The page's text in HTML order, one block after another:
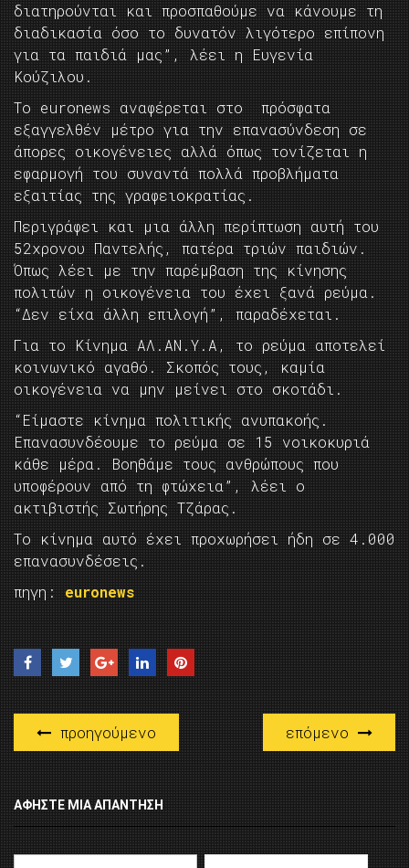
διατηρούνται και προσπαθούμε να κάνουμε τη
διαδικασία όσο το δυνατόν λιγότερο επίπονη
για τα παιδιά μας”, λέει η Ευγενία
Κούζιλου.
Το euronews αναφέρεται στο πρόσφατα
εξαγγελθέν μέτρο για την επανασύνδεση σε
άπορες οικογένειες αλλά όπως τονίζεται η
εφαρμογή του συναντά πολλά προβλήματα
εξαιτίας της γραφειοκρατίας.
Περιγράφει και μια άλλη περίπτωση αυτή του
52χρονου Παντελής, πατέρα τριών παιδιών.
Όπως λέει με την παρέμβαση της κίνησης
πολιτών η οικογένεια του έχει ξανά ρεύμα.
“Δεν είχα άλλη επιλογή”, παραδέχεται.
Για το Κίνημα ΑΛ.ΑΝ.Υ.Α, το ρεύμα αποτελεί
κοινωνικό αγαθό. Σκοπός τους, καμία
οικογένεια να μην μείνει στο σκοτάδι.
“Είμαστε κίνημα πολιτικής ανυπακοής.
Επανασυνδέουμε το ρεύμα σε 15 νοικοκυριά
κάθε μέρα. Βοηθάμε τους ανθρώπους που
υποφέρουν από τη φτώχεια”, λέει ο
ακτιβιστής Σωτήρης Τζάρας.
Το κίνημα αυτό έχει προχωρήσει ήδη σε 4.000
επανασυνδέσεις.
πηγη: euronews
προηγούμενο επόμενο
ΑΦΉΣΤΕ ΜΙΑ ΑΠΆΝΤΗΣΗ